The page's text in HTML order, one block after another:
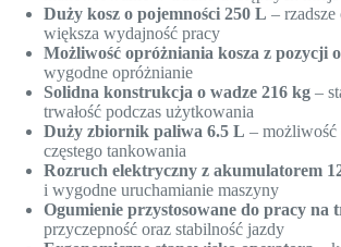
Duży kosz o pojemności 250 L –
większa wydajność pracy
Możliwość opróżniania kosza z pozycji
wygodne opróżnianie
Solidna konstrukcja o wadze 216 kg –
trwałość podczas użytkowania
Duży zbiornik paliwa 6.5 L – możliwość
częstego tankowania
Rozruch elektryczny z akumulatorem
i wygodne uruchamianie maszyny
Ogumienie przystosowane do pracy na
przyczepność oraz stabilność jazdy